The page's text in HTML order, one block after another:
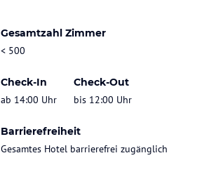
Gesamtzahl Zimmer
< 500
Check-In
ab 14:00 Uhr
Check-Out
bis 12:00 Uhr
Barrierefreiheit
Gesamtes Hotel barrierefrei zugänglich